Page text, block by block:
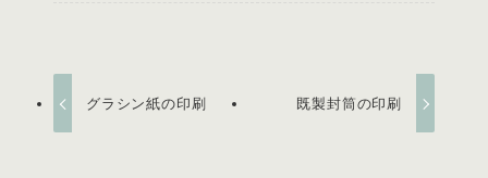
グラシン紙の印刷 既製封筒の印刷